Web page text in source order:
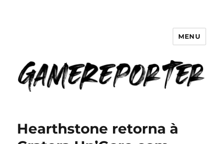
GameReporter | Cultura Gamer
MENU
Hearthstone retorna à